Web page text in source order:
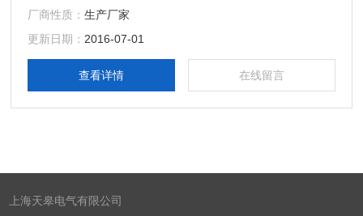
厂商性质：生产厂家
更新日期： 2016-07-01
查看详情 在线留言
上海天皋电气有限公司